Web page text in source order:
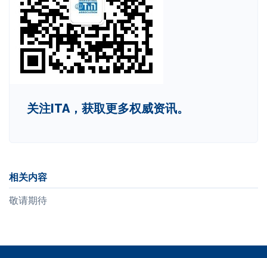
关注ITA，获取更多权威资讯。
相关内容
敬请期待